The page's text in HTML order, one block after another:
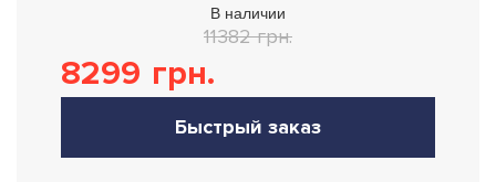
В наличии
11382 грн.
8299 грн.
Быстрый заказ